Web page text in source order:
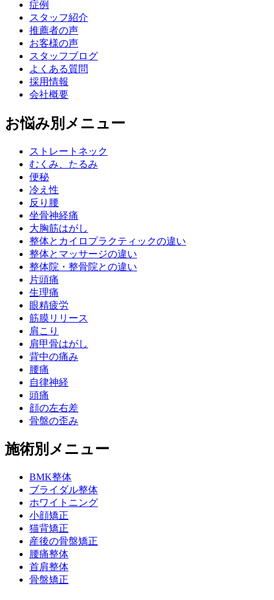
症例
スタッフ紹介
推薦者の声
お客様の声
スタッフブログ
よくある質問
採用情報
会社概要
お悩み別メニュー
ストレートネック
むくみ、たるみ
便秘
冷え性
反り腰
坐骨神経痛
大胸筋はがし
整体とカイロプラクティックの違い
整体とマッサージの違い
整体院・整骨院との違い
片頭痛
生理痛
眼精疲労
筋膜リリース
肩こり
肩甲骨はがし
背中の痛み
腰痛
自律神経
頭痛
顔の左右差
骨盤の歪み
施術別メニュー
BMK整体
ブライダル整体
ホワイトニング
小顔矯正
猫背矯正
産後の骨盤矯正
腰痛整体
首肩整体
骨盤矯正